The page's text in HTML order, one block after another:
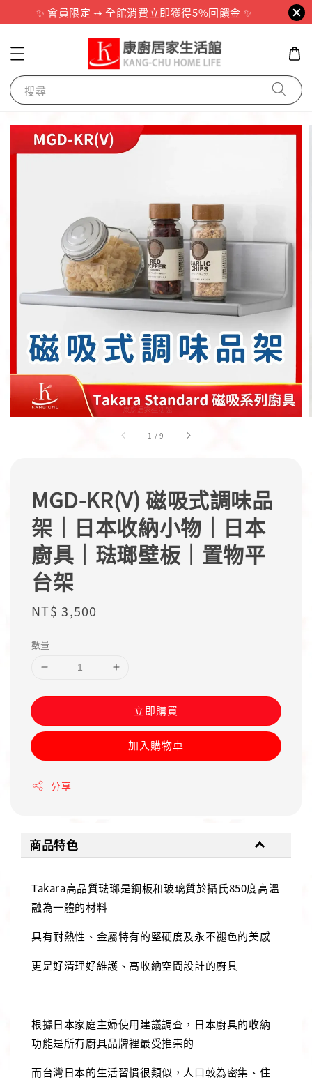
✨ 會員限定 ⇝ 全館消費立即獲得5%回饋金 ✨
搜尋
1 /9
MGD-KR(V) 磁吸式調味品
架｜日本收納小物｜日本
廚具｜琺瑯壁板｜置物平
台架
Regular
NT$ 3,500
數量
立即購買
加入購物車
分享
商品特色
Takara高品質琺瑯是鋼板和玻璃質於攝氏850度高溫
融為一體的材料
具有耐熱性、金屬特有的堅硬度及永不褪色的美感
更是好清理好維護、高收納空間設計的廚具
根據日本家庭主婦使用建議調查，日本廚具的收納
功能是所有廚具品牌裡最受推崇的
而台灣日本的生活習慣很類似，人口較為密集、住